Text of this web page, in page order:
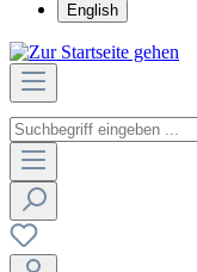
English